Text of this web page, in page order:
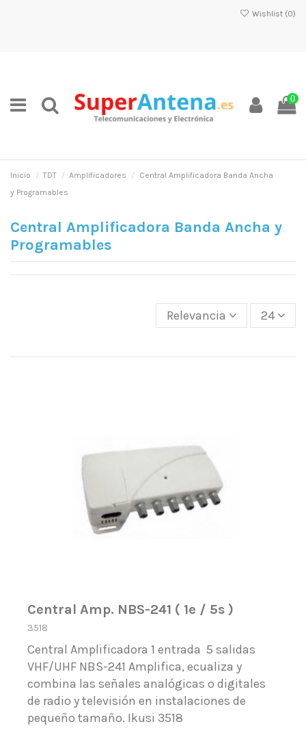
Wishlist (0)
0
Inicio TDT Amplificadores
Central Amplificadora Banda Ancha
y Programables
Central Amplificadora Banda Ancha y
Programables
Relevancia 24
Central Amp. NBS-241 ( 1e / 5s )
3518
Central Amplificadora 1 entrada 5 salidas
VHF/UHF NBS-241 Amplifica, ecualiza y
combina las señales analógicas o digitales
de radio y televisión en instalaciones de
pequeño tamaño. Ikusi 3518